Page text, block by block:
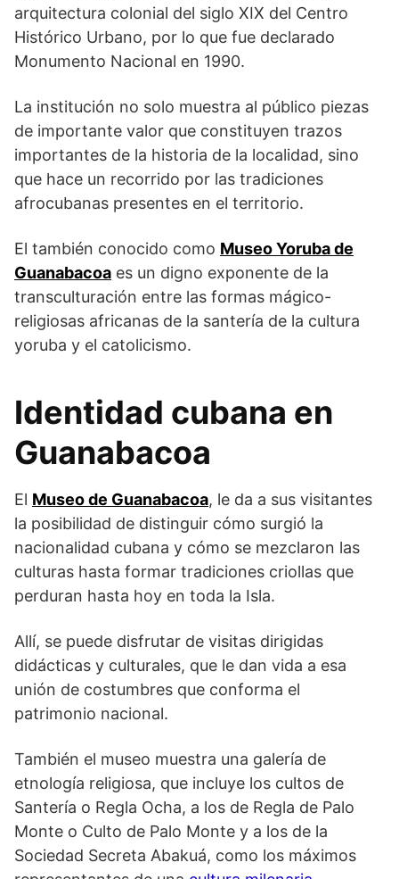
arquitectura colonial del siglo XIX del Centro
Histórico Urbano, por lo que fue declarado
Monumento Nacional en 1990.
La institución no solo muestra al público piezas
de importante valor que constituyen trazos
importantes de la historia de la localidad, sino
que hace un recorrido por las tradiciones
afrocubanas presentes en el territorio.
El también conocido como Museo Yoruba de
Guanabacoa es un digno exponente de la
transculturación entre las formas mágico-
religiosas africanas de la santería de la cultura
yoruba y el catolicismo.
Identidad cubana en
Guanabacoa
El Museo de Guanabacoa, le da a sus visitantes
la posibilidad de distinguir cómo surgió la
nacionalidad cubana y cómo se mezclaron las
culturas hasta formar tradiciones criollas que
perduran hasta hoy en toda la Isla.
Allí, se puede disfrutar de visitas dirigidas
didácticas y culturales, que le dan vida a esa
unión de costumbres que conforma el
patrimonio nacional.
También el museo muestra una galería de
etnología religiosa, que incluye los cultos de
Santería o Regla Ocha, a los de Regla de Palo
Monte o Culto de Palo Monte y a los de la
Sociedad Secreta Abakuá, como los máximos